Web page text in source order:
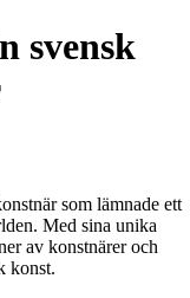
svensk
som lämnade ett
Med sina unika
av konstnärer och
konst.